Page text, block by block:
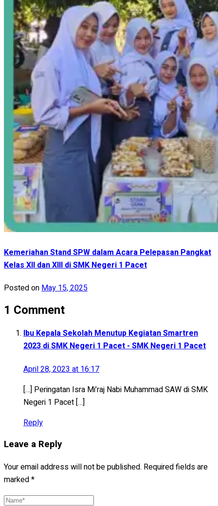
Kemeriahan Stand SPW dalam Acara Pelepasan Pangkat
Kelas XII dan XIII di SMK Negeri 1 Pacet
Posted onMay 15, 2025
1 Comment
Ibu Kepala Sekolah Menutup Kegiatan Smartren
2023 di SMK Negeri 1 Pacet - SMK Negeri 1 Pacet
April 28, 2023 at 16:17
[…] Peringatan Isra Mi’raj Nabi Muhammad SAW di SMK
Negeri 1 Pacet […]
Reply
Leave a Reply
Your email address will not be published. Required fields are
marked*